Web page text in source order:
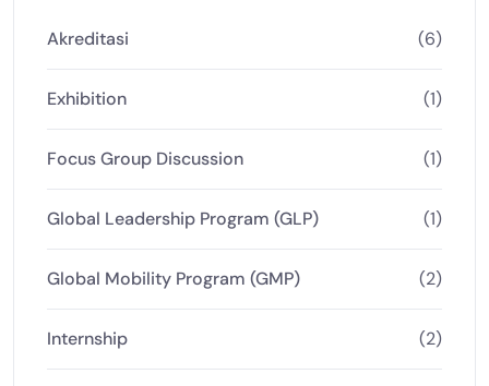
Akreditasi (6)
Exhibition (1)
Focus Group Discussion (1)
Global Leadership Program (GLP) (1)
Global Mobility Program (GMP) (2)
Internship (2)